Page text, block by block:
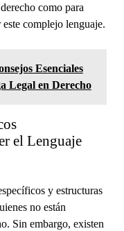
como para
complejo lenguaje.
Esenciales
Legal en Derecho
el Lenguaje
y estructuras
no están
Sin embargo, existen